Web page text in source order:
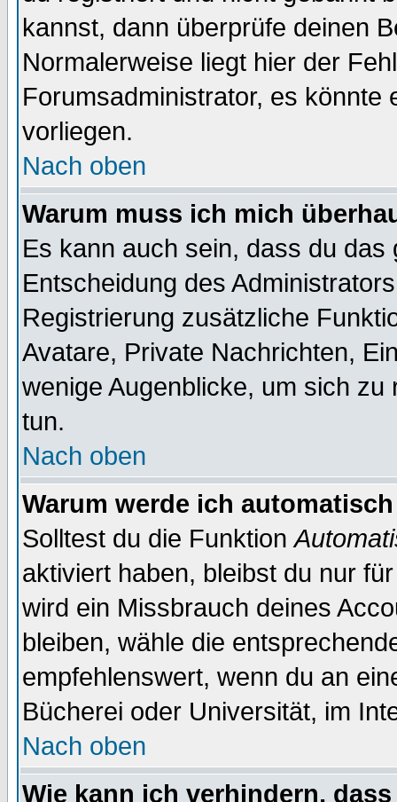
kannst, dann überprüfe deinen
Normalerweise liegt hier der
Forumsadministrator, es könnte
vorliegen.
Nach oben
Warum muss ich mich
Es kann auch sein, dass du
Entscheidung des
Registrierung zusätzliche
Avatare, Private Nachrichten,
wenige Augenblicke, um sich
tun.
Nach oben
Warum werde ich
Solltest du die Funktion
aktiviert haben, bleibst du nur
wird ein Missbrauch deines
bleiben, wähle die
empfehlenswert, wenn du an
Bücherei oder Universität, im
Nach oben
Wie kann ich verhindern,